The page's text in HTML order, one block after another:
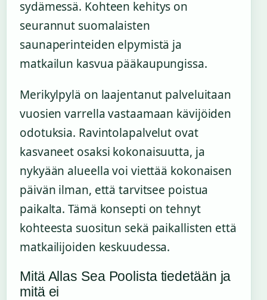
sydämessä. Kohteen kehitys on
seurannut suomalaisten
saunaperinteiden elpymistä ja
matkailun kasvua pääkaupungissa.
Merikylpylä on laajentanut palveluitaan
vuosien varrella vastaamaan kävijöiden
odotuksia. Ravintolapalvelut ovat
kasvaneet osaksi kokonaisuutta, ja
nykyään alueella voi viettää kokonaisen
päivän ilman, että tarvitsee poistua
paikalta. Tämä konsepti on tehnyt
kohteesta suositun sekä paikallisten että
matkailijoiden keskuudessa.
Mitä Allas Sea Poolista tiedetään ja
mitä ei